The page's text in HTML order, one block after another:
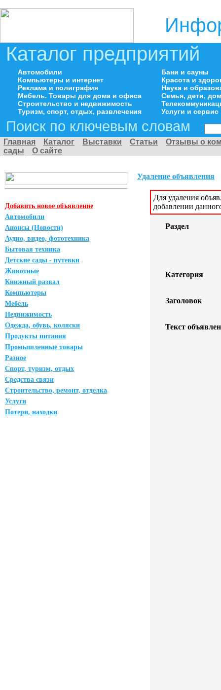
Каталог предприятий
Автомобили
Компьютеры и интернет
Реклама и полиграфия
Мебель. Товары для дома и офиса
Строительство и недвижимость
Туризм, спорт, отдых, развлечения
Бани и сауны
Красота и
Наука и
Семья, дети,
Услуги и сервис
Поиск по ключевым словам
Главная Каталог Выставки Статьи
Отзывы о
сады
О сайте
Добавить новое объявление
Автомобили
Анонсы (Новости)
Аудио, видео, фототехника
Бытовая техника
Детские сады - путевки
Животные
Книжный развал
Компьютеры
Мебель
Недвижимость
Одежда, обувь, коляски
Продукты питания
Промышленные товары
Разное
Спорт, туризм, отдых
Средства связи
Строительство, ремонт, отделка
Услуги
Потери, находки
Удаление объявления
Для удаления
добавлении
Раздел
Категория
Заголовок
Текст